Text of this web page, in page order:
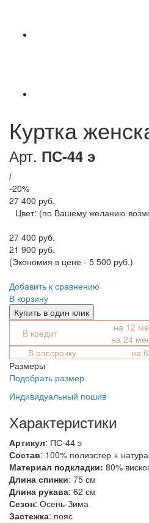
Куртка
Арт. ПС-44 э
i
-20%
27 400 руб.
Цвет: (по Вашему желанию
27 400 руб.
21 900 руб.
(Экономия в цене - 5 500 руб.)
Добавить к сравнению
В корзину
Купить в один клик
В кредит
на 12
на 24
В рассрочку
на
Размеры
Подобрать размер
Индивидуальный пошив
Характеристики
Артикул: ПС-44 э
Состав: 100% полиэстер +
Материал подкладки: 80%
Длина спинки: 75 см
Длина рукава: 62 см
Сезон: Осень-Зима
Застежка: пояс